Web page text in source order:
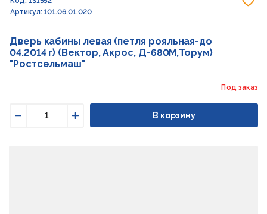
Артикул: 101.06.01.020
Дверь кабины левая (петля рояльная-до
04.2014 г) (Вектор, Акрос, Д-680М,Торум)
"Ростсельмаш"
Под заказ
Увеличить
В корзину